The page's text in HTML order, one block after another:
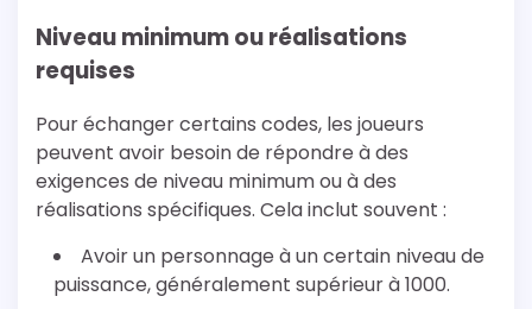
Niveau minimum ou réalisations
requises
Pour échanger certains codes, les joueurs
peuvent avoir besoin de répondre à des
exigences de niveau minimum ou à des
réalisations spécifiques. Cela inclut souvent :
Avoir un personnage à un certain niveau de
puissance, généralement supérieur à 1000.